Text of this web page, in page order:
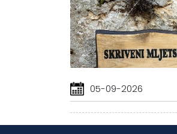
05-09-2026